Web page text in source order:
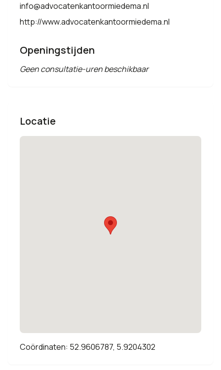
info@advocatenkantoormiedema.nl
http://www.advocatenkantoormiedema.nl
Openingstijden
Geen consultatie-uren beschikbaar
Locatie
Coördinaten: 52.9606787, 5.9204302